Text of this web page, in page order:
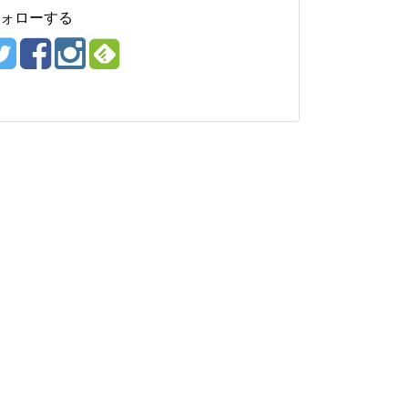
ローする